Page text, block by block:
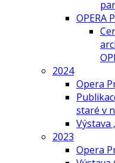
OPERA
2024
Opera
staré v
Výstava
2023
Opera